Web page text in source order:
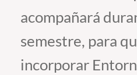
Formación Continua
acompañará
semestre, para
incorporar